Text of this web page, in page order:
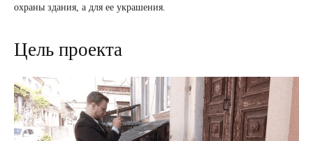
охраны здания, а для ее украшения.
Цель проекта